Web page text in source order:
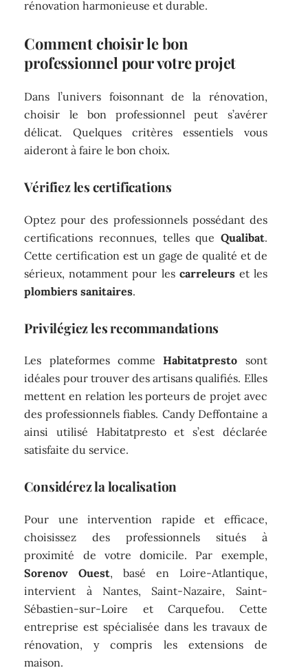
rénovation harmonieuse et durable.
Comment choisir le bon
professionnel pour votre projet
Dans l’univers foisonnant de la rénovation,
choisir le bon professionnel peut s’avérer
délicat. Quelques critères essentiels vous
aideront à faire le bon choix.
Vérifiez les certifications
Optez pour des professionnels possédant des
certifications reconnues, telles que Qualibat.
Cette certification est un gage de qualité et de
sérieux, notamment pour les carreleurset les
plombiers sanitaires.
Privilégiez les recommandations
Les plateformes commeHabitatpresto sont
idéales pour trouver des artisans qualifiés. Elles
mettent en relation les porteurs de projet avec
des professionnels fiables. Candy Deffontaine a
ainsi utilisé Habitatpresto et s’est déclarée
satisfaite du service.
Considérez la localisation
Pour une intervention rapide et efficace,
choisissez des professionnels situés à
proximité de votre domicile. Par exemple,
Sorenov Ouest, basé en Loire-Atlantique,
intervient à Nantes, Saint-Nazaire, Saint-
Sébastien-sur-Loire et Carquefou. Cette
entreprise est spécialisée dans les travaux de
rénovation, y compris les extensions de
maison.